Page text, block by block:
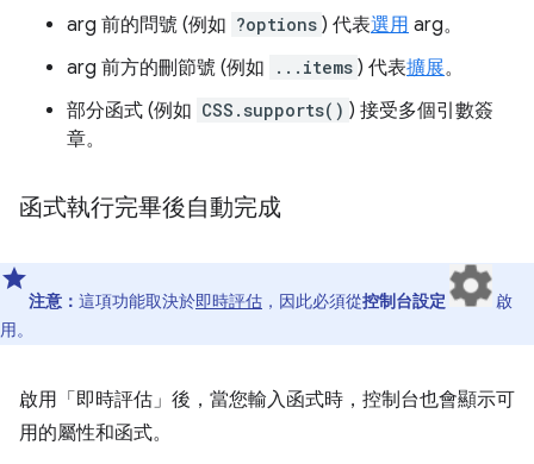
arg 前的問號 (例如 ?options ) 代表選用 arg。
arg 前方的刪節號 (例如
...items ) 代表擴展。
部分函式 (例如 CSS.supports() ) 接受多個引數簽
章。
函式執行完畢後自動完成
注意： 這項功能取決於即時評估 ，因此必須從控制台設定
啟
用。
啟用「即時評估」後，當您輸入函式時，控制台也會顯示可
用的屬性和函式。